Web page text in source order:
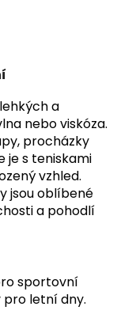
a
nebo viskóza.
procházky
je s teniskami
vzhled.
jsou oblíbené
a pohodlí
sportovní
pro letní dny.